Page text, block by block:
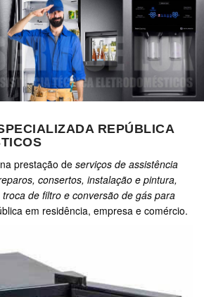
REPÚBLICA
prestação de serviços de assistência
consertos, instalação e pintura,
de filtro e conversão de gás para
em residência, empresa e comércio.